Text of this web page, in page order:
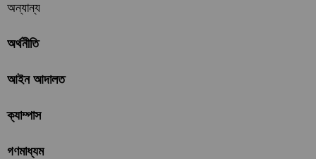
অন্যান্য
অর্থনীতি
আইন আদালত
ক্যাম্পাস
গণমাধ্যম